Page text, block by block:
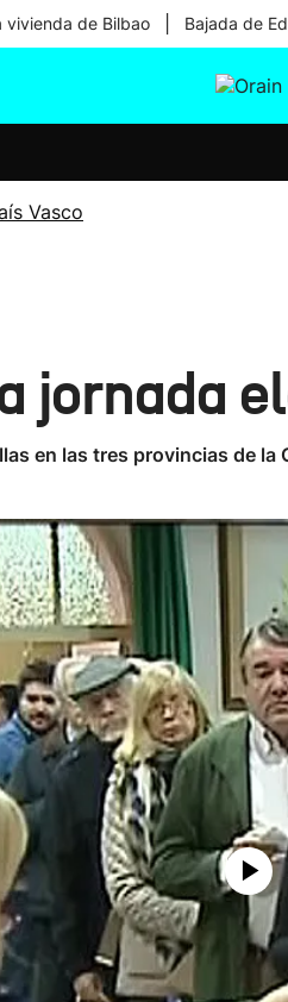
vivienda de Bilbao Bajada de
Vasco
jornada
en las tres provincias de